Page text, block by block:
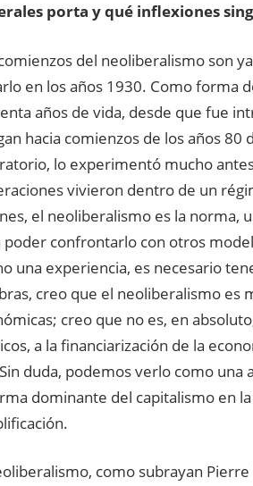
porta y qué inflexiones
del neoliberalismo son
en los años 1930. Como forma
años de vida, desde que fue
hacia comienzos de los años
lo experimentó mucho
vivieron dentro de un
el neoliberalismo es la norma,
poder confrontarlo con otros
una experiencia, es necesario
creo que el neoliberalismo es
creo que no es, en
a la financiarización de la
duda, podemos verlo como una
dominante del capitalismo en
como subrayan